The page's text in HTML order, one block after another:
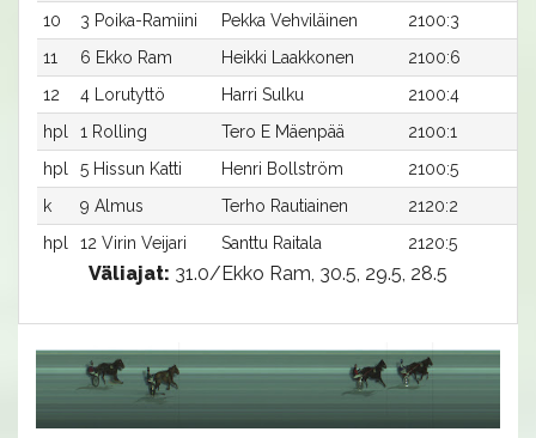
10
3 Poika-Ramiini Pekka Vehviläinen 2100:3
11
6 Ekko Ram Heikki Laakkonen 2100:6
12
4 Lorutyttö Harri Sulku 2100:4
hpl
1 Rolling Tero E Mäenpää 2100:1
hpl
5 Hissun Katti Henri Bollström 2100:5
k
9 Almus Terho Rautiainen 2120:2
hpl
12 Virin Veijari Santtu Raitala 2120:5
Väliajat: 31.0/Ekko Ram, 30.5, 29.5, 28.5